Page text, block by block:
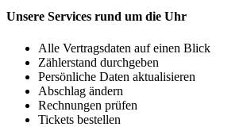
Unsere Services rund um die Uhr
Alle Vertragsdaten auf einen Blick
Zählerstand durchgeben
Persönliche Daten aktualisieren
Abschlag ändern
Rechnungen prüfen
Tickets bestellen